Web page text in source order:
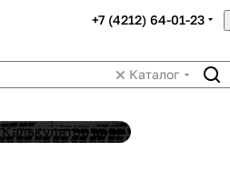
+7 (4212) 64-01-23
Каталог
Калькулятор шин